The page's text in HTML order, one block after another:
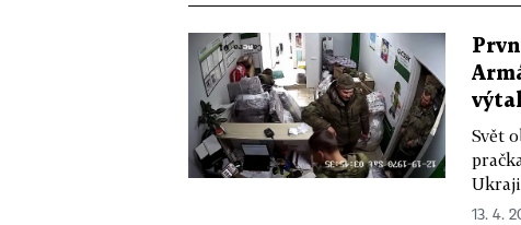
Svět
13. 4.